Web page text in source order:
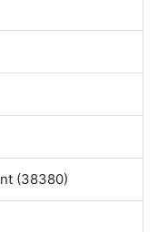
(38380)